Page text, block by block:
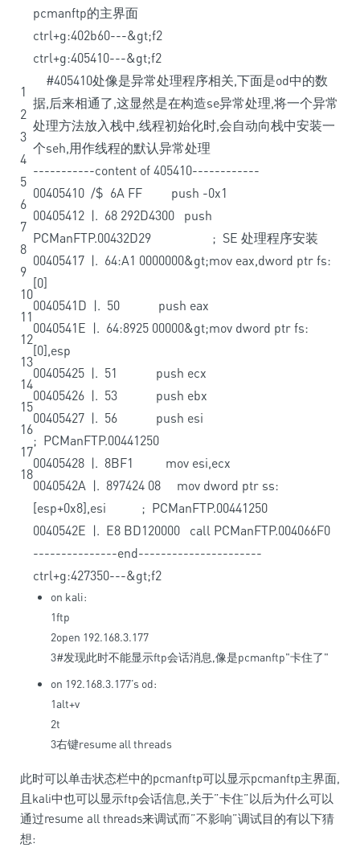
1
2
3
4
5
6
7
8
9
10
11
12
13
14
15
16
17
18
pcmanftp的主界面
ctrl+g:402b60---&gt;f2
ctrl+g:405410---&gt;f2
#405410处像是异常处理程序相关,下面是od中的数
据,后来相通了,这显然是在构造se异常处理,将一个异常
处理方法放入栈中,线程初始化时,会自动向栈中安装一
个seh,用作线程的默认异常处理
-----------content of 405410------------
00405410 /$ 6A FF push -0x1
00405412 |. 68 292D4300
push
PCManFTP.00432D29 ; SE 处理程序安装
00405417 |. 64:A1 0000000&gt;mov eax,dword ptr fs:
[0]
0040541D |. 50 push eax
0040541E |. 64:8925 00000&gt;mov dword ptr fs:
[0],esp
00405425 |. 51 push ecx
00405426 |. 53 push ebx
00405427 |. 56 push esi
; PCManFTP.00441250
00405428 |. 8BF1 mov esi,ecx
0040542A |. 897424 08 mov dword ptr ss:
[esp+0x8],esi ; PCManFTP.00441250
0040542E |. E8 BD120000 call PCManFTP.004066F0
---------------end----------------------
ctrl+g:427350---&gt;f2
on kali:
1
2
3
ftp
open 192.168.3.177
#发现此时不能显示ftp会话消息,像是pcmanftp"卡住了"
on 192.168.3.177’s od:
1
2
3
alt+v
t
右键resumeall threads
此时可以单击状态栏中的pcmanftp可以显示pcmanftp主界面,
且kali中也可以显示ftp会话信息,关于”卡住”以后为什么可以
通过resume all threads来调试而”不影响”调试目的有以下猜
想: